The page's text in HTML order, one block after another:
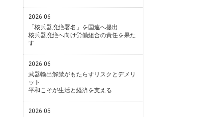
2026.06
「核兵器廃絶署名」を国連へ提出
核兵器廃絶へ向け労働組合の責任を果た
す
2026.06
武器輸出解禁がもたらすリスクとデメリ
ット
平和こそが生活と経済を支える
2026.05